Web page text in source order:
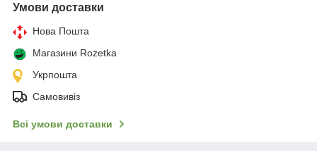
Умови доставки
Нова Пошта
Магазини Rozetka
Укрпошта
Самовивіз
Всі умови доставки